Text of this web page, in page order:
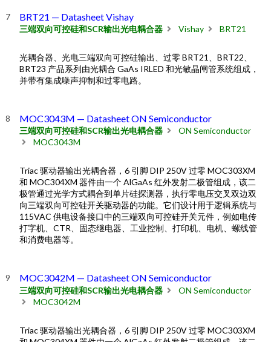
BRT21 — Datasheet Vishay
三端双向可控硅和SCR输出光电耦合器 Vishay BRT21
光耦合器、光电三端双向可控硅输出、过零 BRT21、BRT22、
BRT23 产品系列由光耦合 GaAs IRLED 和光敏晶闸管系统组成，
并带有集成噪声抑制和过零电路。
MOC3043M — Datasheet ON Semiconductor
三端双向可控硅和SCR输出光电耦合器
ON Semiconductor
MOC3043M
Triac 驱动器输出光耦合器，6 引脚 DIP 250V 过零 MOC303XM
和 MOC304XM 器件由一个 AlGaAs 红外发射二极管组成，该二
极管通过光学方式耦合到单片硅探测器，执行零电压交叉双边双
向三端双向可控硅开关驱动器的功能。它们设计用于逻辑系统与
115VAC 供电设备接口中的三端双向可控硅开关元件，例如电传
打字机、CTR、固态继电器、工业控制、打印机、电机、螺线管
和消费电器等。
MOC3042M — Datasheet ON Semiconductor
三端双向可控硅和SCR输出光电耦合器
ON Semiconductor
MOC3042M
Triac 驱动器输出光耦合器，6 引脚 DIP 250V 过零 MOC303XM